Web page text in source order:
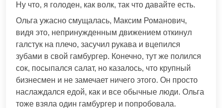
Ну что, я голоден, как волк, так что давайте есть.
Ольга ужасно смущалась, Максим Романович,
видя это, непринужденным движением откинул
галстук на плечо, засучил рукава и вцепился
зубами в свой гамбургер. Конечно, тут же полился
сок, посыпался салат, но казалось, что крупный
бизнесмен и не замечает ничего этого. Он просто
наслаждался едой, как и все обычные люди. Ольга
тоже взяла один гамбургер и попробовала.